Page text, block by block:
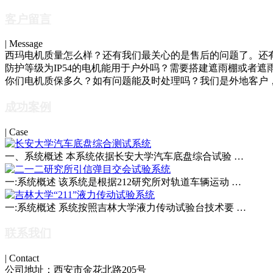
| Message
西玛电机质量怎么样？还有我们最关心的是售后的问题了。
防护等级为IP54的电机能用于户外吗？需要搭建遮雨棚或者遮
你们电机质保多久？如有问题能及时处理吗？我们是外地客
| Case
一、系统概述 本系统依据长安大学汽车底盘综合试验 …
一:系统概述 该系统是根据212研究所对轨道车辆运动 …
一:系统概述 系统按照吉林大学液力传动试验台技术要 …
| Contact
公司地址： 西安市金花北路205号